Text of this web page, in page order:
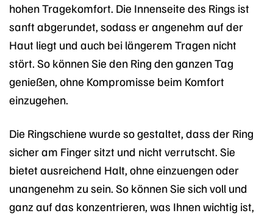
hohen Tragekomfort. Die Innenseite des Rings ist
sanft abgerundet, sodass er angenehm auf der
Haut liegt und auch bei längerem Tragen nicht
stört. So können Sie den Ring den ganzen Tag
genießen, ohne Kompromisse beim Komfort
einzugehen.
Die Ringschiene wurde so gestaltet, dass der Ring
sicher am Finger sitzt und nicht verrutscht. Sie
bietet ausreichend Halt, ohne einzuengen oder
unangenehm zu sein. So können Sie sich voll und
ganz auf das konzentrieren, was Ihnen wichtig ist,